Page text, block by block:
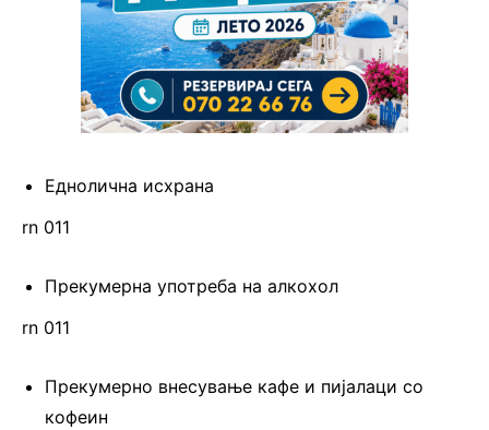
Еднолична исхрана
rn 011
Прекумерна употреба на алкохол
rn 011
Прекумерно внесување кафе и пијалаци со
кофеин